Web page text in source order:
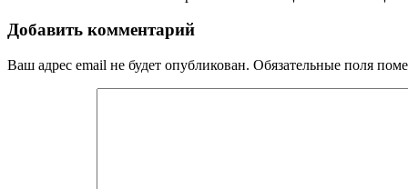
Добавить комментарий
Ваш адрес email не будет опубликован. Обязательные поля